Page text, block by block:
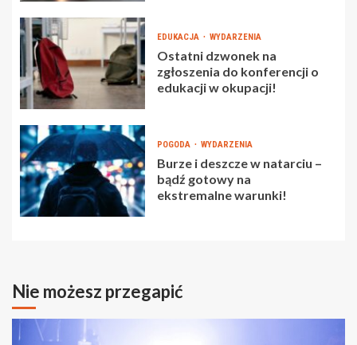
EDUKACJA WYDARZENIA
Ostatni dzwonek na
zgłoszenia do konferencji o
edukacji w okupacji!
POGODA WYDARZENIA
Burze i deszcze w natarciu –
bądź gotowy na
ekstremalne warunki!
Nie możesz przegapić